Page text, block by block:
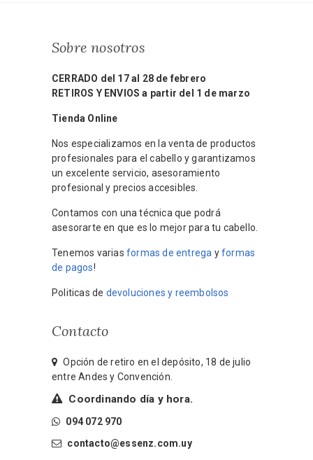
Sobre nosotros
CERRADO del 17 al 28 de febrero
RETIROS Y ENVIOS a partir del 1 de marzo
Tienda Online
Nos especializamos en la venta de productos
profesionales para el cabello y garantizamos
un excelente servicio, asesoramiento
profesional y precios accesibles.
Contamos con una técnica que podrá
asesorarte en que es lo mejor para tu cabello.
Tenemos varias formas de entrega yformas
de pagos!
Politicas de devoluciones y reembolsos
Contacto
Opción de retiro en el depósito, 18 de julio
entre Andes y Convención.
Coordinando día y hora.
094 072 970
contacto@essenz.com.uy